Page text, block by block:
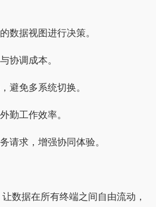
数据视图进行决策。
协调成本。
避免多系统切换。
勤工作效率。
请求，增强协同体验。
数据在所有终端之间自由流动，